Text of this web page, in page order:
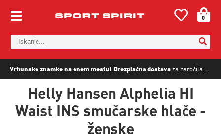
Vrhunske znamke na enem mestu! Brezplačna dostavaza naročila nad
0
Helly Hansen Alphelia HI
Waist INS smučarske hlače -
ženske